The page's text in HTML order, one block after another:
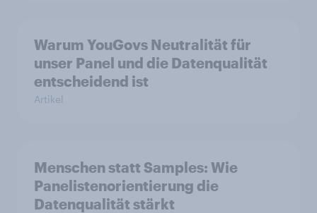
Warum YouGovs Neutralität für
unser Panel und die Datenqualität
entscheidend ist
Artikel
Menschen statt Samples: Wie
Panelistenorientierung die
Datenqualität stärkt